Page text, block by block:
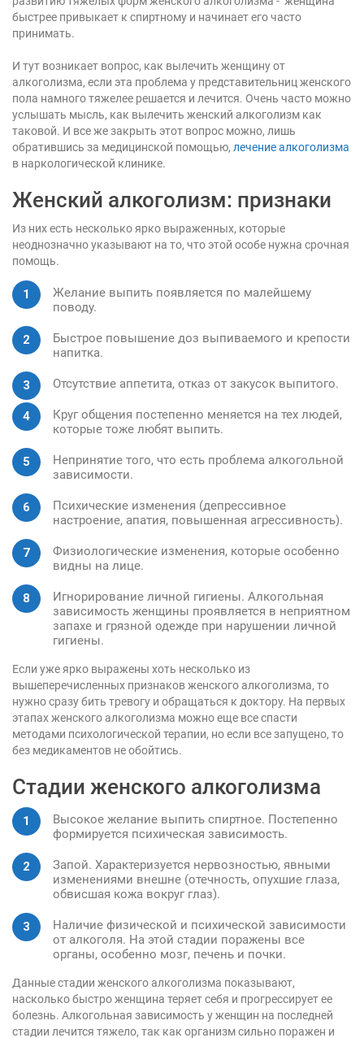
быстрее привыкает к спиртному и начинает его часто
принимать.
И тут возникает вопрос, как вылечить женщину от
алкоголизма, если эта проблема у представительниц женского
пола намного тяжелее решается и лечится. Очень часто можно
услышать мысль, как вылечить женский алкоголизм как
таковой. И все же закрыть этот вопрос можно, лишь
обратившись за медицинской помощью, лечение алкоголизма
в наркологической клинике.
Женский алкоголизм: признаки
Из них есть несколько ярко выраженных, которые
неоднозначно указывают на то, что этой особе нужна срочная
помощь.
Желание выпить появляется по малейшему
поводу.
Быстрое повышение доз выпиваемого и крепости
напитка.
Отсутствие аппетита, отказ от закусок выпитого.
Круг общения постепенно меняется на тех людей,
которые тоже любят выпить.
Непринятие того, что есть проблема алкогольной
зависимости.
Психические изменения (депрессивное
настроение, апатия, повышенная агрессивность).
Физиологические изменения, которые особенно
видны на лице.
Игнорирование личной гигиены. Алкогольная
зависимость женщины проявляется в неприятном
запахе и грязной одежде при нарушении личной
гигиены.
Если уже ярко выражены хоть несколько из
вышеперечисленных признаков женского алкоголизма, то
нужно сразу бить тревогу и обращаться к доктору. На первых
этапах женского алкоголизма можно еще все спасти
методами психологической терапии, но если все запущено, то
без медикаментов не обойтись.
Стадии женского алкоголизма
Высокое желание выпить спиртное. Постепенно
формируется психическая зависимость.
Запой. Характеризуется нервозностью, явными
изменениями внешне (отечность, опухшие глаза,
обвисшая кожа вокруг глаз).
Наличие физической и психической зависимости
от алкоголя. На этой стадии поражены все
органы, особенно мозг, печень и почки.
Данные стадии женского алкоголизма показывают,
насколько быстро женщина теряет себя и прогрессирует ее
болезнь. Алкогольная зависимость у женщин на последней
стадии лечится тяжело, так как организм сильно поражен и